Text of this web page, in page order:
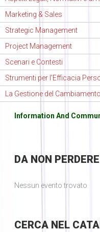
Marketing & Sales
Strategic Management
Project Management
Scenari e Contesti
Strumenti per l'Efficacia
La Gestione del Cambiamento
Information And
DANON PERDERE
Nessun evento trovato
CERCANEL